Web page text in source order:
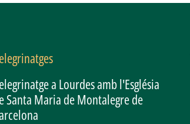
a Lourdes amb l'Església
Santa Maria de Montalegre de